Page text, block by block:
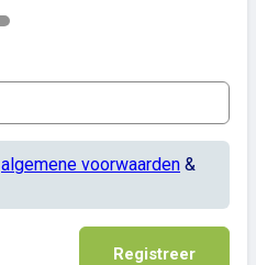
algemene voorwaarden &
Registreer